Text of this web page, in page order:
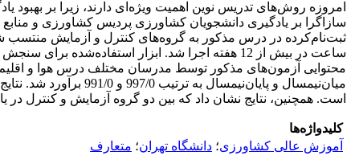
امروزه روش‌های تدریس نوین اهمیت ویژه‌ای دارند، زیرا بر بهبود
ساعت در بیش از 12 هفته اجرا شد. ابزار
محتوایی آزمون‌های مذکور توسط مدرسان مختلف درس هوا و
میان‌نیمسال و
است. همچنین، نتایج نشان داد که بین دو گروه آزمایش و کنترل
کلیدواژه‌ها
آموزش عالی کشاورزی؛ دانشگاه تهران؛ متعارف